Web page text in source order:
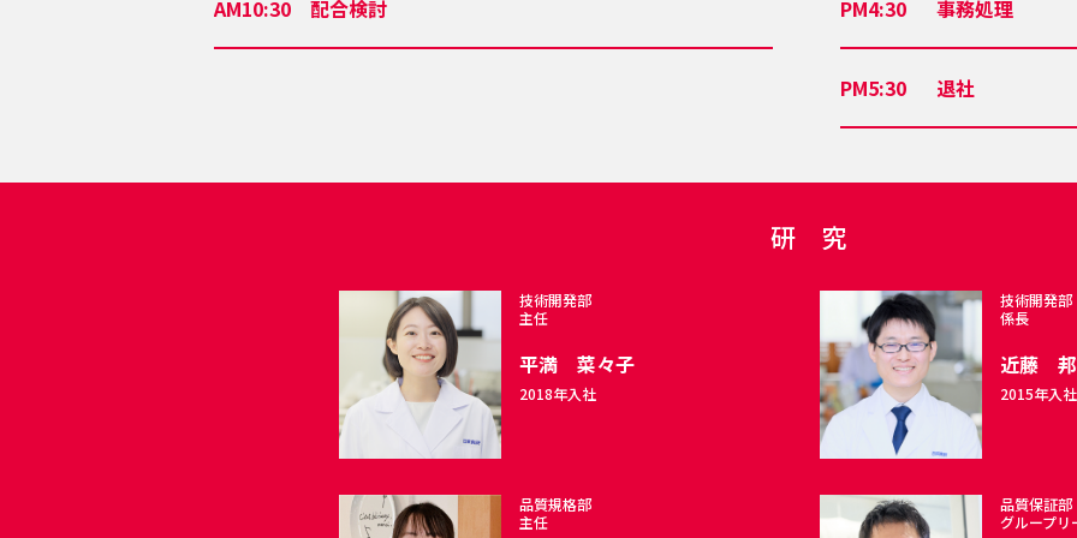
AM10:30 配合検討 PM4:30 事務処理
PM5:30 退社
研 究
技術開発部
主任
平満 菜々子
2018年入社
技術開発部
係長
近藤
2015年入社
品質規格部
主任
品質保証部
グループリ